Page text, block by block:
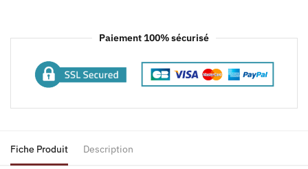
Paiement 100% sécurisé
Fiche Produit Description